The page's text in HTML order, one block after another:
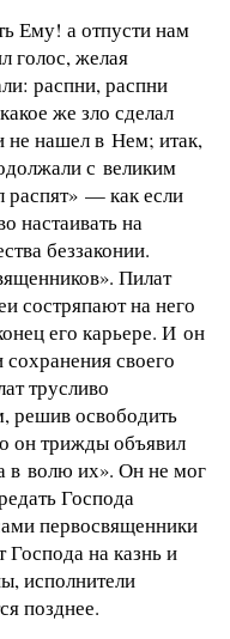
Ему! а отпусти нам
голос, желая
распни, распни
же зло сделал
не нашел в Нем; итак,
с великим
распят» — как если
настаивать на
беззаконии.
Пилат
состряпают на него
его карьере. И он
своего
трусливо
решив освободить
он трижды объявил
в волю их». Он не мог
Господа
первосвященники
Господа на казнь и
исполнители
позднее.